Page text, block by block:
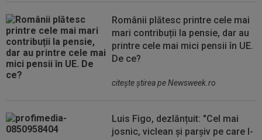
Românii plătesc printre cele mai
mari contribuții la pensie, dar au
printre cele mai mici pensii în UE.
De ce?
citeşte ştirea pe Newsweek.ro
Luis Figo, dezlănțuit: "Cel mai
josnic, viclean și parșiv pe care l-